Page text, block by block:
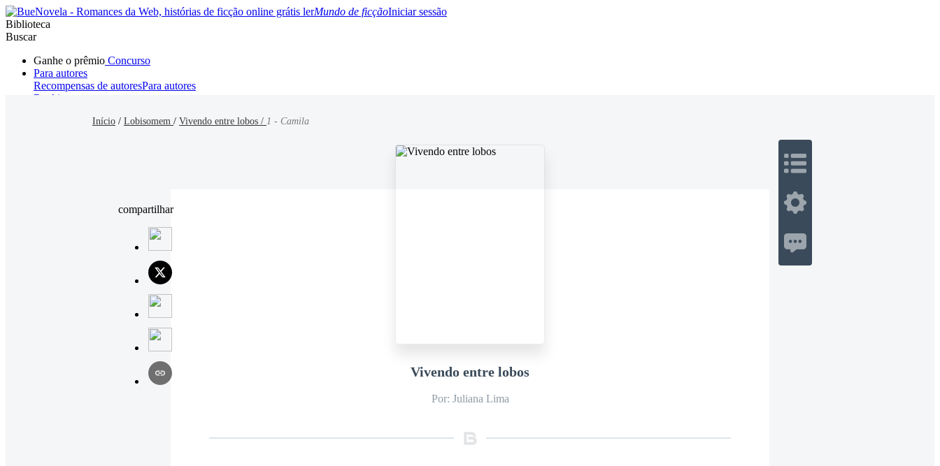
Mundo de ficçãoIniciar sessão
Biblioteca
Buscar
Ganhe o prêmio Concurso
Para autores
Recompensas de autoresPara autores
Ranking
ParanormalMisterio/Thriller
Início / Lobisomem / Vivendo entre lobos / 1 - Camila
compartilhar
Vivendo entre lobos
Por: Juliana Lima